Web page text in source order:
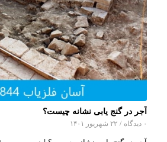
آجر در گنج یابی نشانه چیست؟
۰ دیدگاه / ۲۲ شهریور ۱۴۰۱